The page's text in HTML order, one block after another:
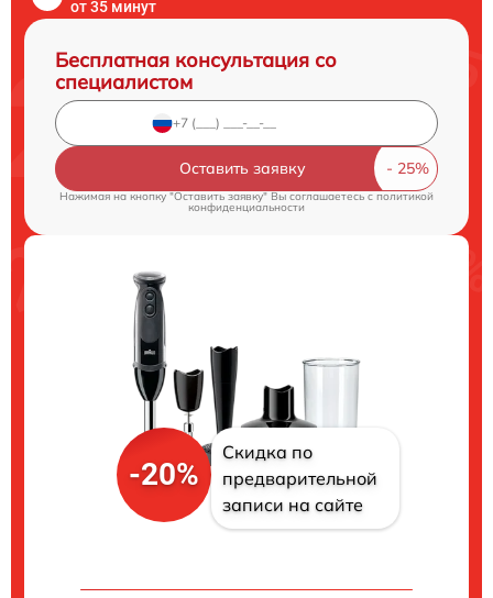
от 35 минут
Бесплатная консультация со
специалистом
Оставить заявку
Нажимая на кнопку "Оставить заявку" Вы соглашаетесь cполитикой
конфиденциальности
-20%
Скидка по
предварительной
записи на сайте